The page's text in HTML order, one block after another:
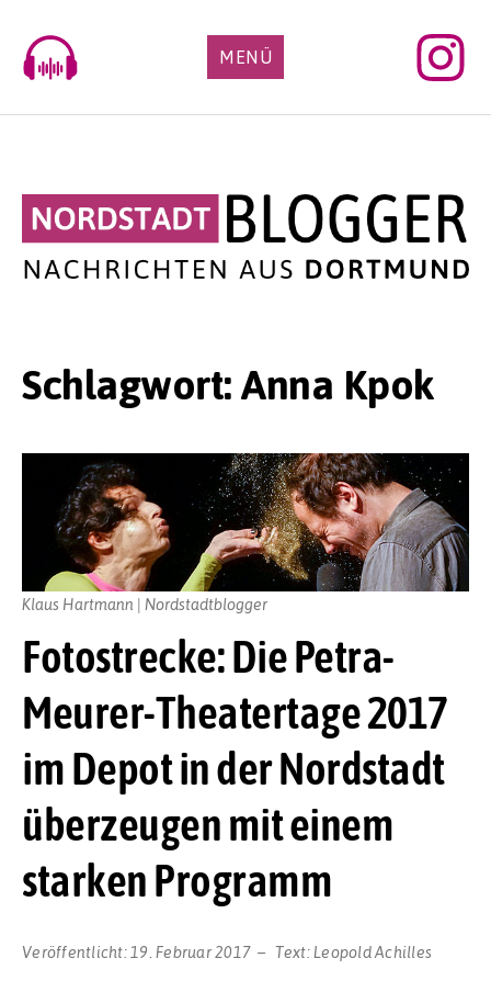
content
MENÜ
Schlagwort:Anna Kpok
Fotostrecke: Die Petra-
Meurer-Theatertage 2017
im Depot in der Nordstadt
überzeugen mit einem
starken Programm
Veröffentlicht: 19. Februar 2017 Text:Leopold Achilles
Klaus Hartmann | Nordstadtblogger